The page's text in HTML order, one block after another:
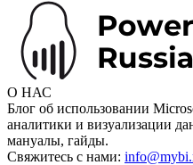
О НАС
Блог об использовании
аналитики и визуализации
мануалы, гайды.
Свяжитесь с нами: